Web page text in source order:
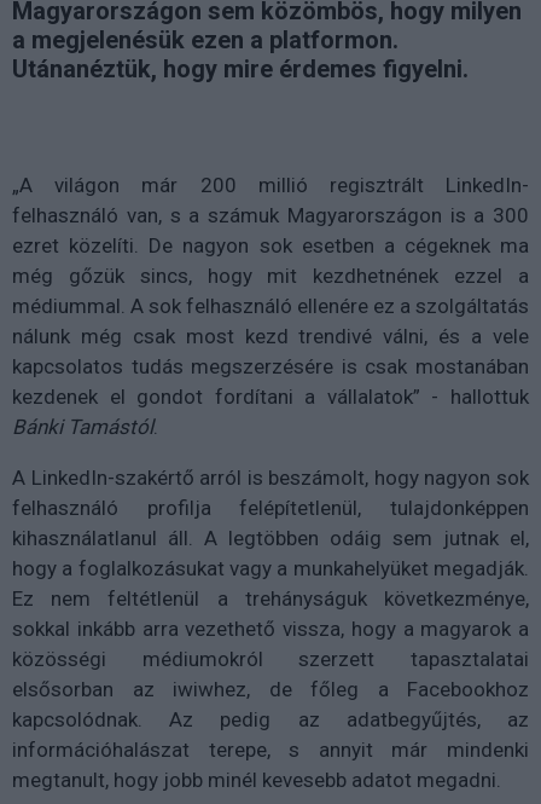
Magyarországon sem közömbös, hogy milyen
a megjelenésük ezen a platformon.
Utánanéztük, hogy mire érdemes figyelni.
„A világon már 200 millió regisztrált LinkedIn-
felhasználó van, s a számuk Magyarországon is a 300
ezret közelíti. De nagyon sok esetben a cégeknek ma
még gőzük sincs, hogy mit kezdhetnének ezzel a
médiummal. A sok felhasználó ellenére ez a szolgáltatás
nálunk még csak most kezd trendivé válni, és a vele
kapcsolatos tudás megszerzésére is csak mostanában
kezdenek el gondot fordítani a vállalatok” - hallottuk
Bánki Tamástól.
A LinkedIn-szakértő arról is beszámolt, hogy nagyon sok
felhasználó profilja felépítetlenül, tulajdonképpen
kihasználatlanul áll. A legtöbben odáig sem jutnak el,
hogy a foglalkozásukat vagy a munkahelyüket megadják.
Ez nem feltétlenül a trehányságuk következménye,
sokkal inkább arra vezethető vissza, hogy a magyarok a
közösségi médiumokról szerzett tapasztalatai
elsősorban az iwiwhez, de főleg a Facebookhoz
kapcsolódnak. Az pedig az adatbegyűjtés, az
információhalászat terepe, s annyit már mindenki
megtanult, hogy jobb minél kevesebb adatot megadni.